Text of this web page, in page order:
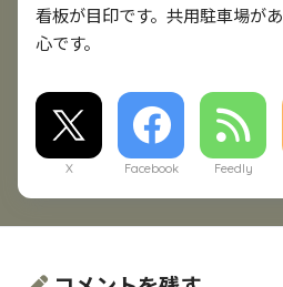
看板が目印です。共用駐車場が
心です。
X Facebook Feedly